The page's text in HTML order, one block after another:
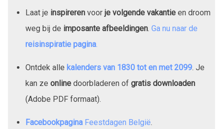
Laat je inspireren voor je volgende vakantie en droom
weg bij de imposante afbeeldingen. Ga nu naar de
reisinspiratie pagina
Ontdek alle kalenders van 1830 tot en met2099. Je
kan ze online doorbladeren of gratis downloaden
(Adobe PDF formaat).
Facebookpagina Feestdagen België.